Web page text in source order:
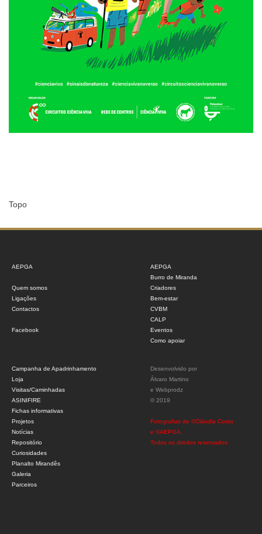
Topo
AEPGA
Quem somos
Ligações
Contactos
Facebook
AEPGA
Burro de Miranda
Criadores
Bem-estar
CVBM
CALP
Eventos
Como apoiar
Campanha de Apadrinhamento
Loja
Visitas/Caminhadas
ASINIFIRE
Fichas informativas
Projetos
Notícias
Repositório
Curiosidades
Planalto Mirandês
Galeria
Parceiros
Desenvolvido por
Álvaro Martino
e Webprodz
© 2019
Fotografias de ©Cláudia Costa
e ©AEPGA.
Todos os direitos reservados.